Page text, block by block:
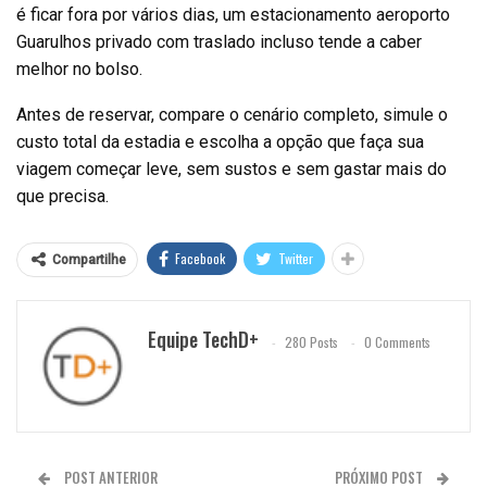
é ficar fora por vários dias, um estacionamento aeroporto
Guarulhos privado com traslado incluso tende a caber
melhor no bolso.
Antes de reservar, compare o cenário completo, simule o
custo total da estadia e escolha a opção que faça sua
viagem começar leve, sem sustos e sem gastar mais do
que precisa.
Compartilhe Facebook Twitter
Equipe TechD+ 280 Posts 0 Comments
POST ANTERIOR PRÓXIMO POST